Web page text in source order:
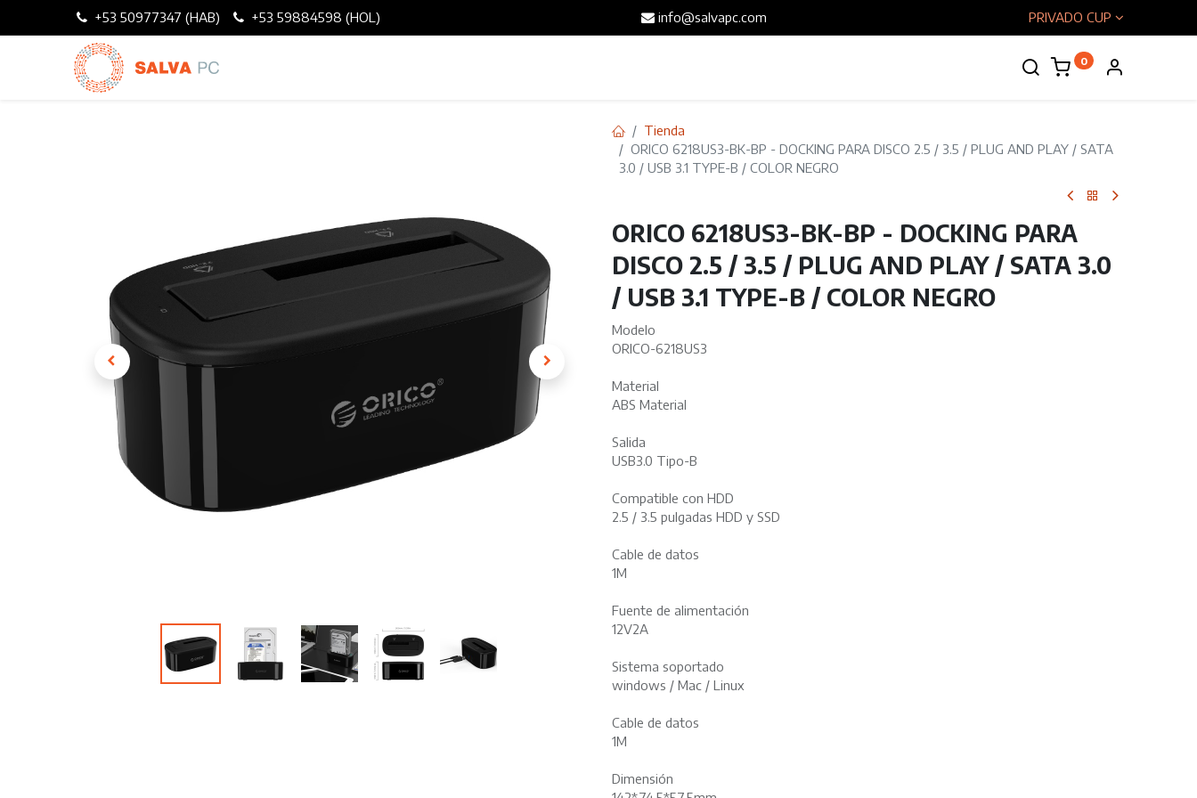
+53 50977347 (HAB) +53 59884598 (HOL) info@salvapc.com PRIVADO CUP
0
Tienda
ORICO 6218US3-BK-BP - DOCKING PARA DISCO 2.5 / 3.5 / PLUG AND PLAY / SATA
3.0 / USB 3.1 TYPE-B / COLOR NEGRO
ORICO 6218US3-BK-BP - DOCKING PARA
DISCO 2.5 / 3.5 / PLUG AND PLAY / SATA 3.0
/ USB 3.1 TYPE-B / COLOR NEGRO
Modelo
ORICO-6218US3
Material
ABS Material
Salida
USB3.0 Tipo-B
Compatible con HDD
2.5 / 3.5 pulgadas HDD y SSD
Cable de datos
1M
Fuente de alimentación
12V2A
Sistema soportado
windows / Mac / Linux
Cable de datos
1M
Dimensión